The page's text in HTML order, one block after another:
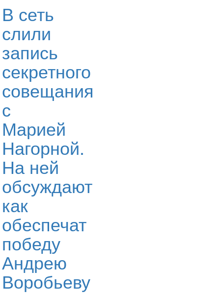
В сеть
слили
запись
секретного
совещания
с
Марией
Нагорной.
На ней
обсуждают
как
обеспечат
победу
Андрею
Воробьеву